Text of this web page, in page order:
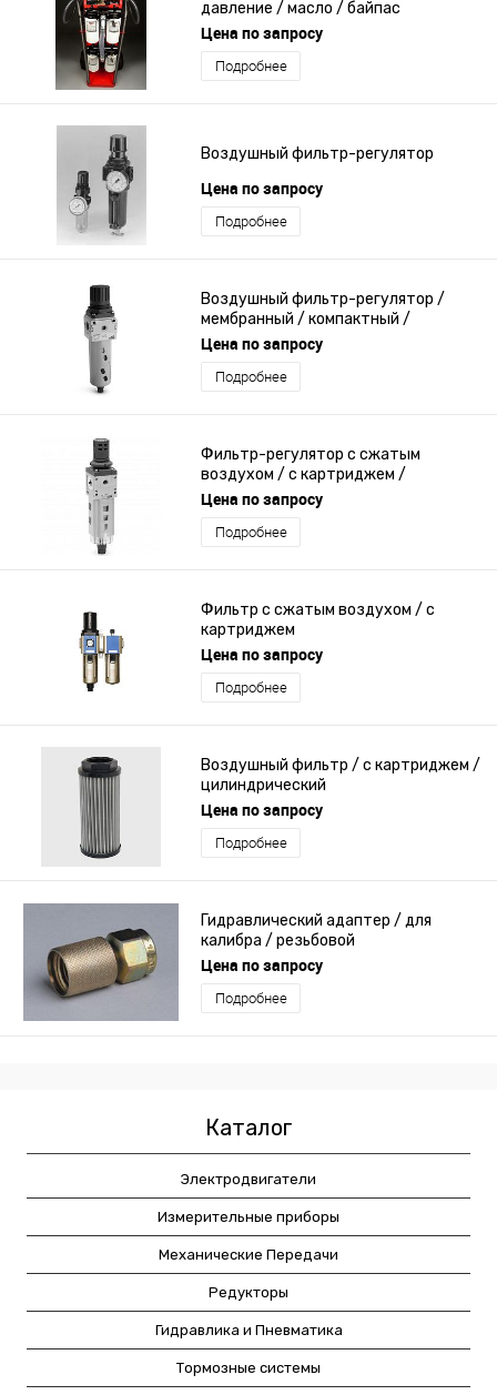
давление / масло / байпас
Цена по запросу
Подробнее
Воздушный фильтр-регулятор
Цена по запросу
Подробнее
Воздушный фильтр-регулятор /
мембранный / компактный /
модульный
Цена по запросу
Подробнее
Фильтр-регулятор с сжатым
воздухом / с картриджем /
компактный / модульный
Цена по запросу
Подробнее
Фильтр с сжатым воздухом / с
картриджем
Цена по запросу
Подробнее
Воздушный фильтр / с картриджем /
цилиндрический
Цена по запросу
Подробнее
Гидравлический адаптер / для
калибра / резьбовой
Цена по запросу
Подробнее
Каталог
Электродвигатели
Измерительные приборы
Механические Передачи
Редукторы
Гидравлика и Пневматика
Тормозные системы